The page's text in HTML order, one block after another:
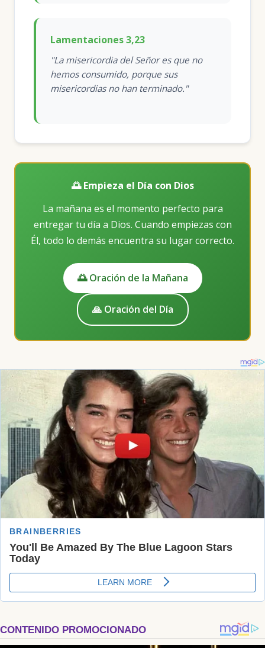
Lamentaciones 3,23
"La misericordia del Señor es que no
hemos consumido, porque sus
misericordias no han terminado."
🌅 Empieza el Día con Dios
La mañana es el momento perfecto para
entregar tu día a Dios. Cuando empiezas con
Él, todo lo demás encuentra su lugar correcto.
🌅 Oración de la Mañana
🙏 Oración del Día